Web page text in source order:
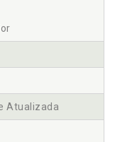
Atualizada